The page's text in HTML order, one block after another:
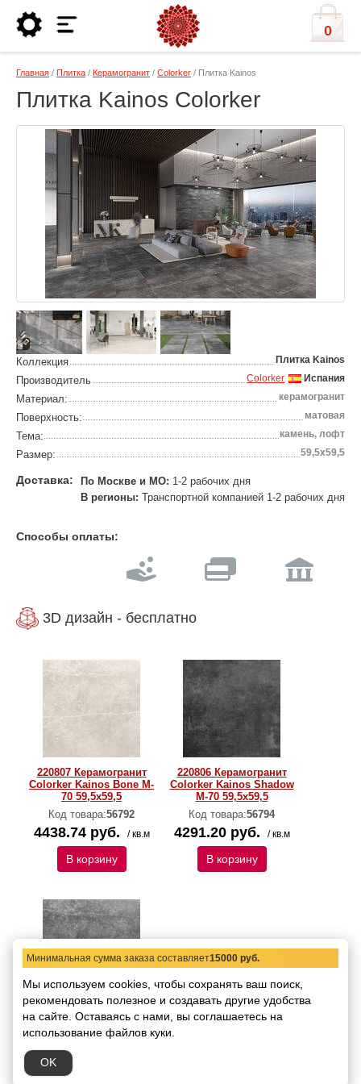
0
Главная / Плитка / Керамогранит / Colorker / Плитка Kainos
Плитка Kainos Colorker
Коллекция Плитка Kainos
Производитель Испания
Colorker
Материал: керамогранит
Поверхность: матовая
Тема: камень, лофт
Размер: 59,5х59,5
Доставка: По Москве и МО: 1-2 рабочих дня
В регионы: Транспортной компанией 1-2 рабочих дня
Способы оплаты:
3D дизайн - бесплатно
220807 Керамогранит
Colorker Kainos Bone M-
70 59,5х59,5
Код товара:56792
4438.74 руб. / кв.м
В корзину
220806 Керамогранит
Colorker Kainos Shadow
M-70 59,5х59,5
Код товара:56794
4291.20 руб. / кв.м
В корзину
220805 Керамогранит
Colorker Kainos Grey M-
70 59,5х59,5
Код товара:
4291.20 руб.
Минимальная сумма заказа составляет15000 руб.
Мы используем cookies, чтобы сохранять ваш поиск,
рекомендовать полезное и создавать другие удобства
на сайте. Оставаясь с нами, вы соглашаетесь на
использование файлов куки.
OK